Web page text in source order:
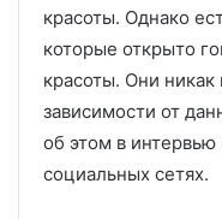
красоты. Однако
которые открыто
красоты. Они
зависимости от
об этом в интервью
социальных сетях.